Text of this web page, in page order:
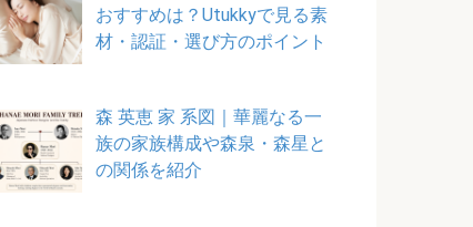
おすすめは？Utukkyで見る素
材・認証・選び方のポイント
森 英恵 家 系図｜華麗なる一
族の家族構成や森泉・森星と
の関係を紹介